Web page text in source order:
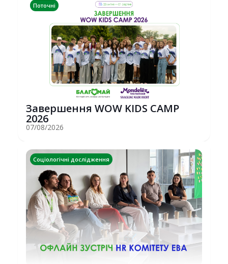
Поточні
Завершення WOW KIDS CAMP
2026
07/08/2026
Соціологічні дослідження